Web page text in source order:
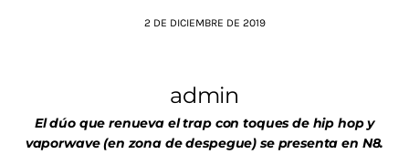
2 DE DICIEMBRE DE 2019
admin
El dúo que renueva el trap con toques de hip hop y
vaporwave (en zona de despegue) se presenta en N8.